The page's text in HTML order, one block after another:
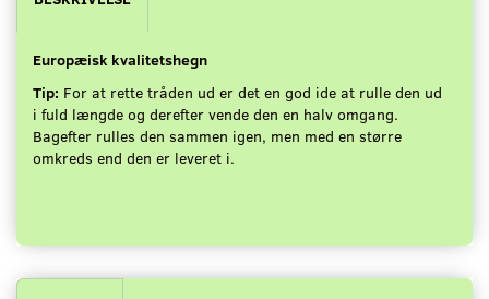
Europæisk kvalitetshegn
Tip: For at rette tråden ud er det en god ide at rulle den ud
i fuld længde og derefter vende den en halv omgang.
Bagefter rulles den sammen igen, men med en større
omkreds end den er leveret i.